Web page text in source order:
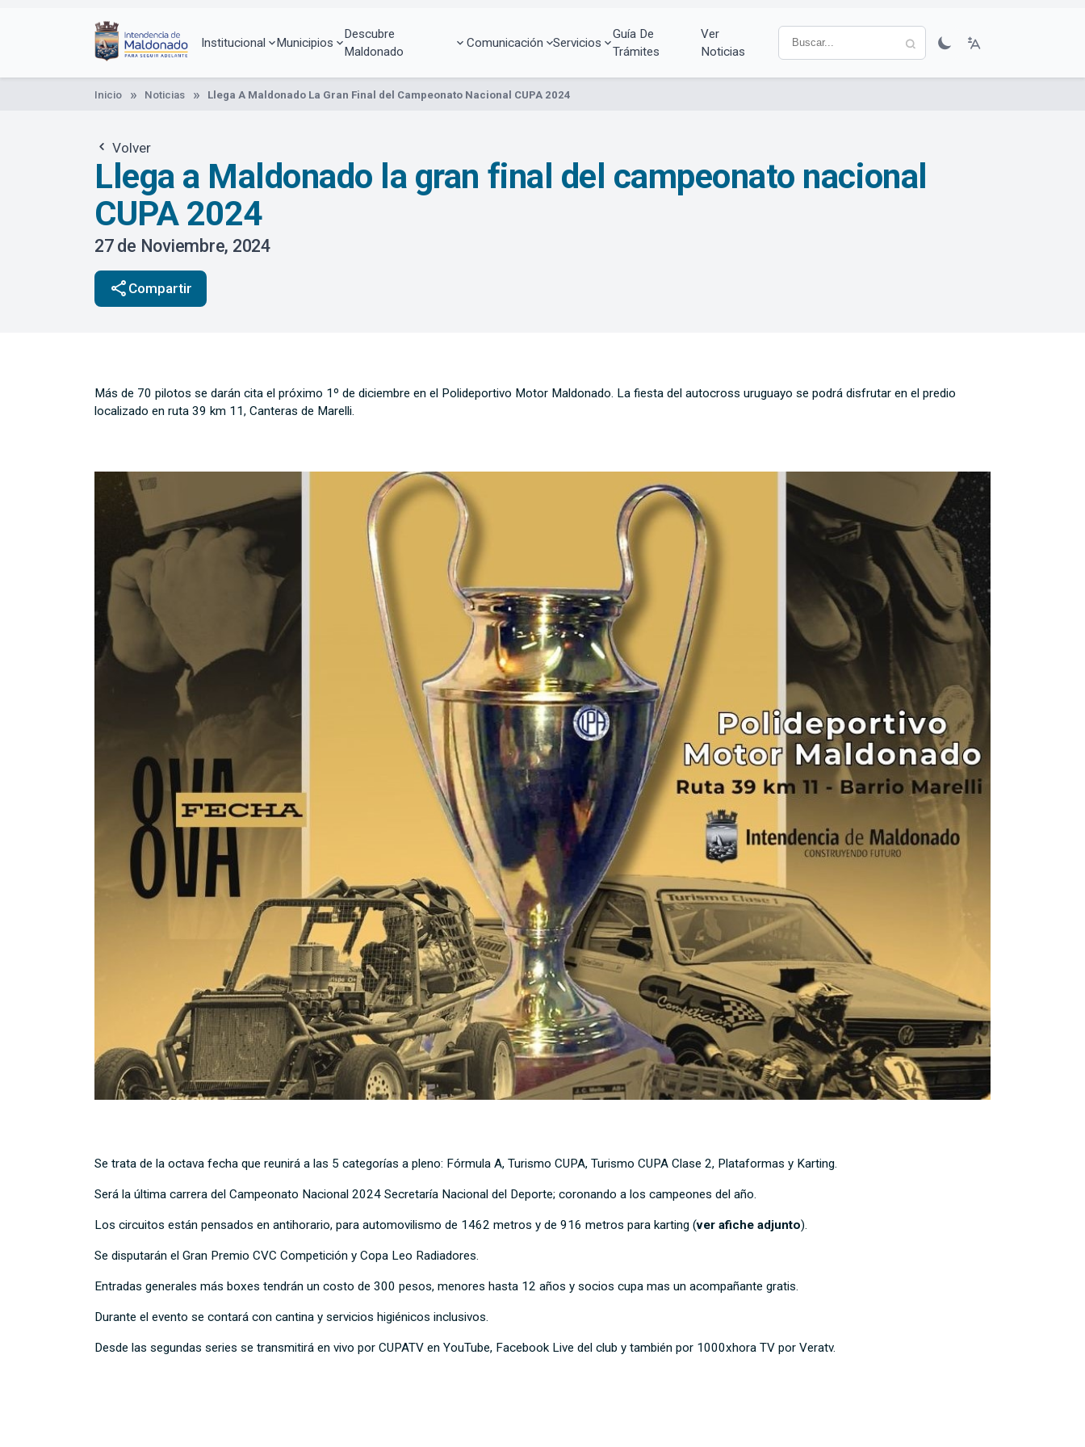
Institucional Municipios
Descubre
Maldonado
Comunicación Servicios
Guía De
Trámites
Ver
Noticias
Inicio Noticias Llega A Maldonado La Gran Final del Campeonato Nacional CUPA 2024
Volver
Llega a Maldonado la gran final del campeonato nacional
CUPA 2024
27 de Noviembre, 2024
share Compartir
Más de 70 pilotos se darán cita el próximo 1º de diciembre en el Polideportivo Motor Maldonado. La fiesta del autocross uruguayo se podrá disfrutar en el predio
localizado en ruta 39 km 11, Canteras de Marelli.
Se trata de la octava fecha que reunirá a las 5 categorías a pleno: Fórmula A, Turismo CUPA, Turismo CUPA Clase 2, Plataformas y Karting.
Será la última carrera del Campeonato Nacional 2024 Secretaría Nacional del Deporte; coronando a los campeones del año.
Los circuitos están pensados en antihorario, para automovilismo de 1462 metros y de 916 metros para karting (ver afiche adjunto).
Se disputarán el Gran Premio CVC Competición y Copa Leo Radiadores.
Entradas generales más boxes tendrán un costo de 300 pesos, menores hasta 12 años y socios cupa mas un acompañante gratis.
Durante el evento se contará con cantina y servicios higiénicos inclusivos.
Desde las segundas series se transmitirá en vivo por CUPATV en YouTube, Facebook Live del club y también por 1000xhora TV por Veratv.